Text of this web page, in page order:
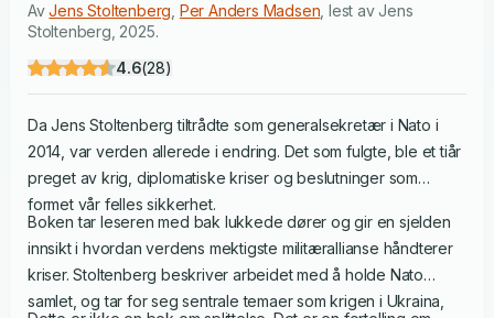
AvJens Stoltenberg Per Anders Madsen ,lest avJens
Stoltenberg 2025.
4.6(28)
Da Jens Stoltenberg tiltrådte som generalsekretær i Nato i
2014, var verden allerede i endring. Det som fulgte, ble et tiår
preget av krig, diplomatiske kriser og beslutninger som
formet vår felles sikkerhet.
Boken tar leseren med bak lukkede dører og gir en sjelden
innsikt i hvordan verdens mektigste militærallianse håndterer
kriser. Stoltenberg beskriver arbeidet med å holde Nato
samlet, og tar for seg sentrale temaer som krigen i Ukraina,